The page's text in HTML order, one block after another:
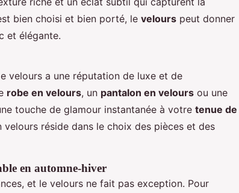
bien choisi et bien porté, le velours peut donner
et élégante.
velours a une réputation de luxe et de
robe en velours, un pantalon en velours ou une
touche de glamour instantanée à votre tenue de
velours réside dans le choix des pièces et des
en automne-hiver
et le velours ne fait pas exception. Pour